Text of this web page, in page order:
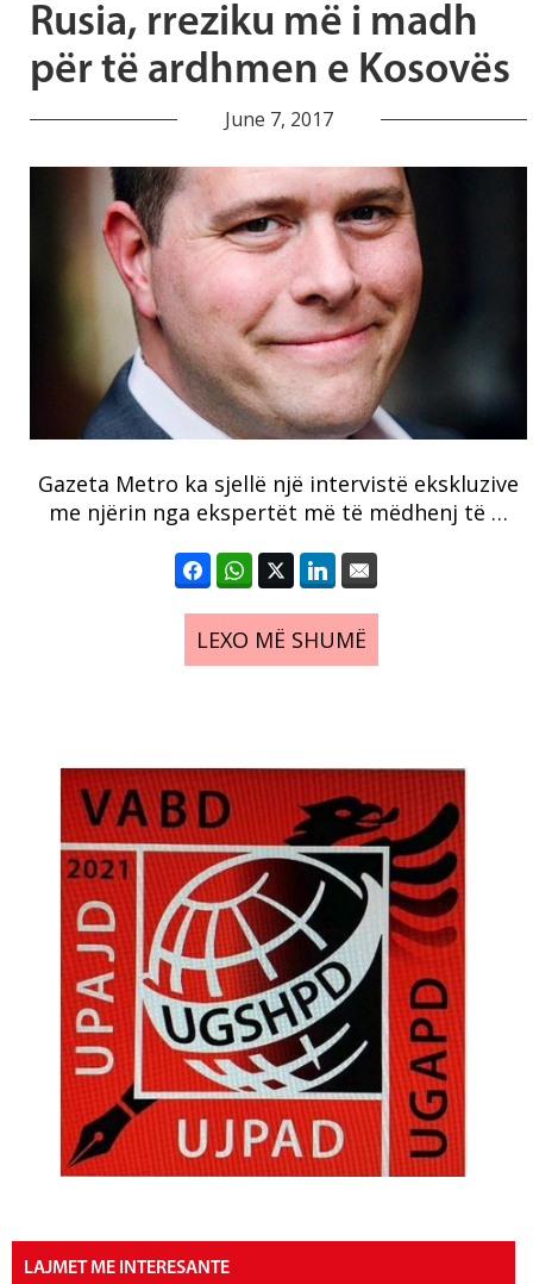
Rusia, rreziku më i madh
për të ardhmen e Kosovës
June 7, 2017
Gazeta Metro ka sjellë një intervistë ekskluzive
me njërin nga ekspertët më të mëdhenj të …
LEXO MË SHUMË
LAJMET ME INTERESANTE